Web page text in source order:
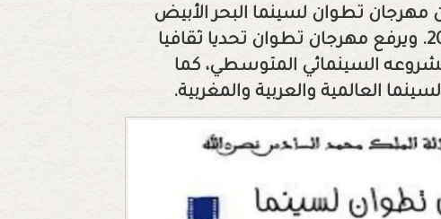
مهرجان تطوان لسينما البحر الأبيض
المتوسط، خلال الفترة من 10 إلى 17 يونيو 2022. ويرفع مهرجان تطوان تحديا ثقافيا
السينمائي المتوسطي، كما